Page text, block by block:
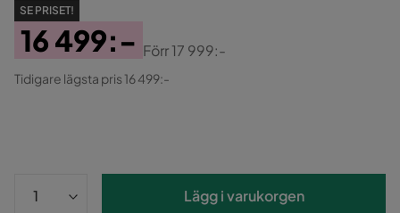
SE PRISET!
Pris
16 499:-
Original
Förr17 999:-
Tidigare lägsta pris 16 499:-
Lägg i varukorgen